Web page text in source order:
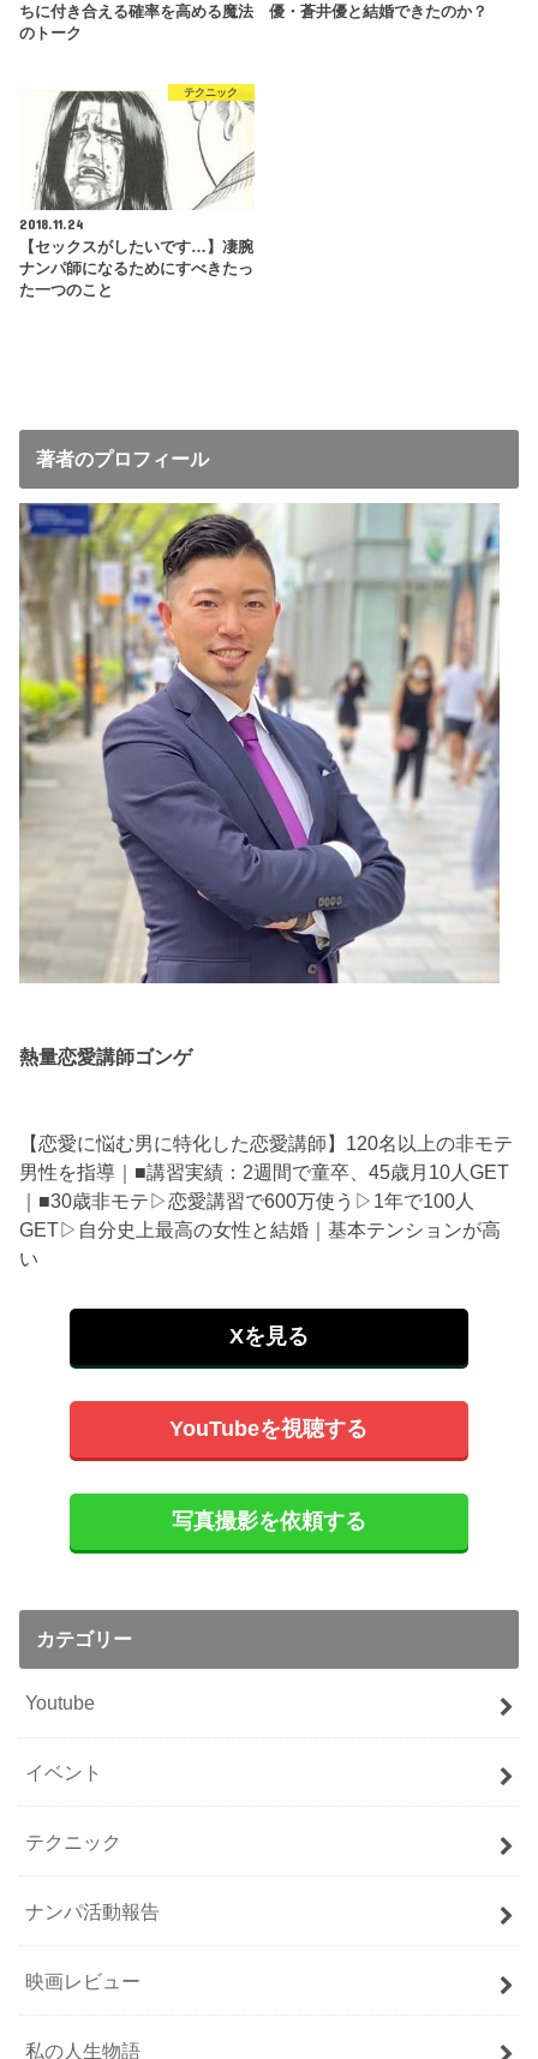
ちに付き合える確率を高める魔法
のトーク
優・蒼井優と結婚できたのか？
テクニック
2018.11.24
【セックスがしたいです…】凄腕
ナンパ師になるためにすべきたっ
た一つのこと
著者のプロフィール
熱量恋愛講師ゴンゲ
【恋愛に悩む男に特化した恋愛講師】120名以上の非モテ
男性を指導｜■講習実績：2週間で童卒、45歳月10人GET
｜■30歳非モテ▷恋愛講習で600万使う▷1年で100人
GET▷自分史上最高の女性と結婚｜基本テンションが高
い
Xを見る
YouTubeを視聴する
写真撮影を依頼する
カテゴリー
Youtube
イベント
テクニック
ナンパ活動報告
映画レビュー
私の人生物語